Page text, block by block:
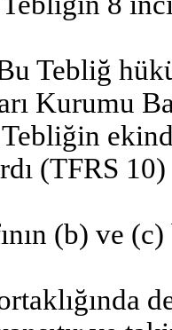
Tebliğ
Kurumu
(TFRS
(b) ve